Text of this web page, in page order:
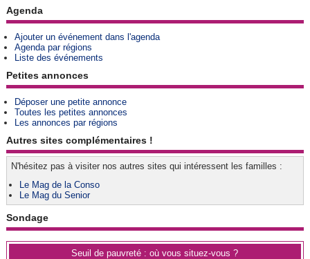
Agenda
Ajouter un événement dans l'agenda
Agenda par régions
Liste des événements
Petites annonces
Déposer une petite annonce
Toutes les petites annonces
Les annonces par régions
Autres sites complémentaires !
N'hésitez pas à visiter nos autres sites qui intéressent les familles :
Le Mag de la Conso
Le Mag du Senior
Sondage
Seuil de pauvreté : où vous situez-vous ?